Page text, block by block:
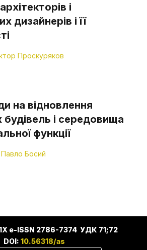
і
дизайнерів і її
Проскуряков
на відновлення
будівель і середовища
функції
Павло Босий
e-ISSN 2786-7374 УДК 71;72
DOI: 10.56318/as